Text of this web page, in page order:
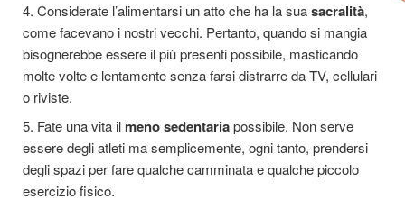
4. Considerate l’alimentarsi un atto che ha la suasacralità,
come facevano i nostri vecchi. Pertanto, quando si mangia
bisognerebbe essere il più presenti possibile, masticando
molte volte e lentamente senza farsi distrarre da TV, cellulari
o riviste.
5. Fate una vita il meno sedentariapossibile. Non serve
essere degli atleti ma semplicemente, ogni tanto, prendersi
degli spazi per fare qualche camminata e qualche piccolo
esercizio fisico.